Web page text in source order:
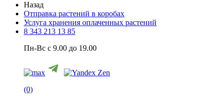
Назад
Отправка растений в коробах
Услуга хранения оплаченных растений
8 343 213 13 85
Пн-Вс с 9.00 до 19.00
(0)